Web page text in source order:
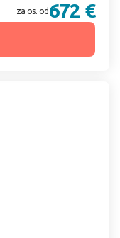
za os. od 672 €